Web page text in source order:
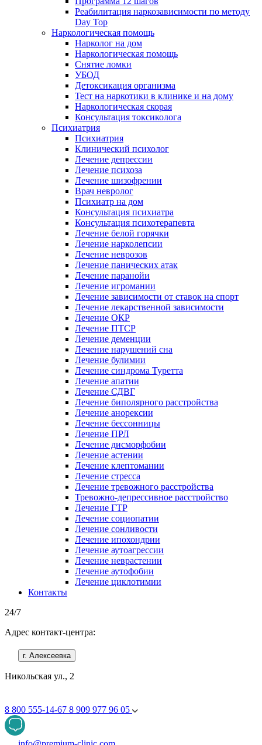
Реабилитация наркозависимости по методу
Day Top
Наркологическая помощь
Нарколог на дом
Наркологическая помощь
Снятие ломки
УБОД
Детоксикация организма
Тест на наркотики в клинике и на дому
Наркологическая скорая
Консультация токсиколога
Психиатрия
Психиатрия
Клинический психолог
Лечение депрессии
Лечение психоза
Лечение шизофрении
Врач невролог
Психиатр на дом
Консультация психиатра
Консультация психотерапевта
Лечение белой горячки
Лечение нарколепсии
Лечение неврозов
Лечение панических атак
Лечение паранойи
Лечение игромании
Лечение зависимости от ставок на спорт
Лечение лекарственной зависимости
Лечение ОКР
Лечение ПТСР
Лечение деменции
Лечение нарушений сна
Лечение булимии
Лечение синдрома Туретта
Лечение апатии
Лечение СДВГ
Лечение биполярного расстройства
Лечение анорексии
Лечение бессонницы
Лечение ПРЛ
Лечение дисморфобии
Лечение астении
Лечение клептомании
Лечение стресса
Лечение тревожного расстройства
Тревожно-депрессивное расстройство
Лечение ГТР
Лечение социопатии
Лечение сонливости
Лечение ипохондрии
Лечение аутоагрессии
Лечение неврастении
Лечение аутофобии
Лечение циклотимии
Контакты
24/7
Адрес контакт-центра:
г. Алексеевка
Никольская ул., 2
8 800 555-14-67 8 909 977 96 05